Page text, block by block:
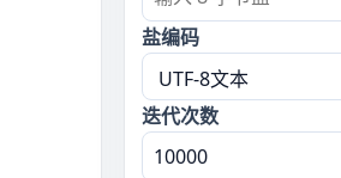
盐编码
迭代次数